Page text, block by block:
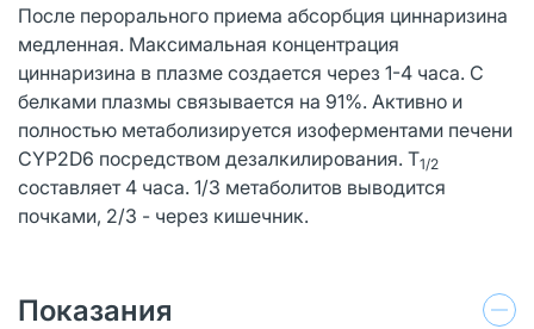
После перорального приема абсорбция циннаризина
медленная. Максимальная концентрация
циннаризина в плазме создается через 1-4 часа. С
белками плазмы связывается на 91%. Активно и
полностью метаболизируется изоферментами печени
CYP2D6 посредством дезалкилирования. Т1/2
составляет 4 часа. 1/3 метаболитов выводится
почками, 2/3 - через кишечник.
Показания